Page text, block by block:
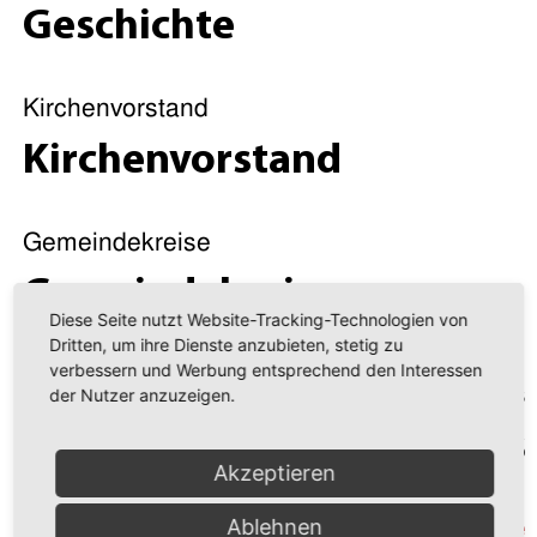
Geschichte
Kirchenvorstand
Kirchenvorstand
Gemeindekreise
Gemeindekreise
Aktuelles
Aktuelles
Termine
Kollekte: Für die Aufgaben unserer
12.07.202609:30
Ev.- Luth. St. Georg-Kirchgemeinde
Georgenkirchweg 1
09117 Chemnitz
Diese Seite nutzt Website-Tracking-Technologien von
Dritten, um ihre Dienste anzubieten, stetig zu
verbessern und Werbung entsprechend den Interessen
der Nutzer anzuzeigen.
Akzeptieren
Ablehnen